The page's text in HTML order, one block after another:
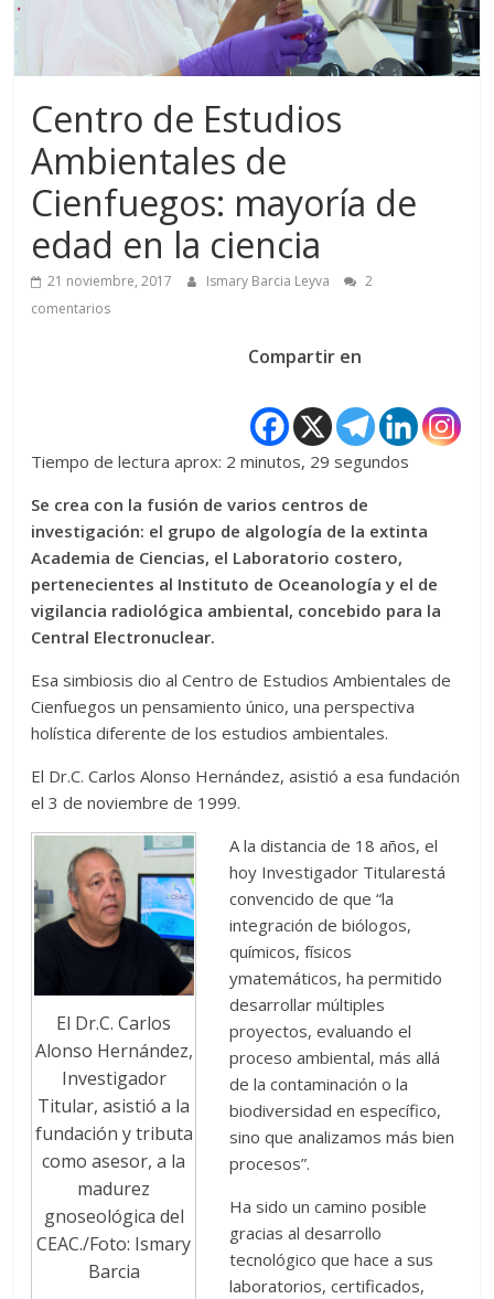
Centro de Estudios
Ambientales de
Cienfuegos: mayoría de
edad en la ciencia
21 noviembre, 2017 Ismary Barcia Leyva
2
comentarios
Compartir en
Tiempo de lectura aprox: 2 minutos, 29 segundos
Se crea con la fusión de varios centros de
investigación: el grupo de algología de la extinta
Academia de Ciencias, el Laboratorio costero,
pertenecientes al Instituto de Oceanología y el de
vigilancia radiológica ambiental, concebido para la
Central Electronuclear.
Esa simbiosis dio al Centro de Estudios Ambientales de
Cienfuegos un pensamiento único, una perspectiva
holística diferente de los estudios ambientales.
El Dr.C. Carlos Alonso Hernández, asistió a esa fundación
el 3 de noviembre de 1999.
El Dr.C. Carlos
Alonso Hernández,
Investigador
Titular, asistió a la
fundación y tributa
como asesor, a la
madurez
gnoseológica del
CEAC./Foto: Ismary
Barcia
A la distancia de 18 años, el
hoy Investigador Titularestá
convencido de que “la
integración de biólogos,
químicos, físicos
ymatemáticos, ha permitido
desarrollar múltiples
proyectos, evaluando el
proceso ambiental, más allá
de la contaminación o la
biodiversidad en específico,
sino que analizamos más bien
procesos”.
Ha sido un camino posible
gracias al desarrollo
tecnológico que hace a sus
laboratorios, certificados,